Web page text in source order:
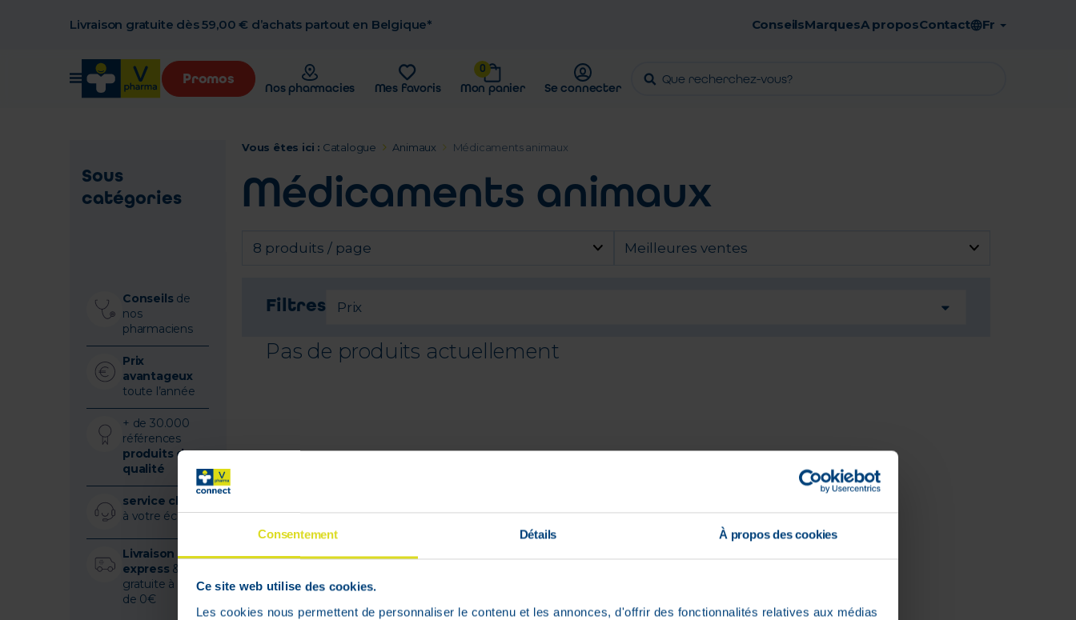
Consentement Détails À propos des cookies
Ce site web utilise des cookies.
Les cookies nous permettent de personnaliser le contenu et les annonces, d'offrir des fonctionnalités relatives aux médias
Livraison gratuite dès 59,00 € d’achats partout en Belgique* Retrait en pharmacie gratuit
ConseilsMarquesA proposContact Fr
Promos
Nos pharmacies Mes favoris
0
Mon panier Se connecter
Sous
catégories
Conseilsde
nos
pharmaciens
Prix
avantageux
toute l’année
+ de 30.000
références
produits de
qualité
service client
à votre écoute
Livraison
express&
gratuite à partir
de 0€
Vous êtes ici : Catalogue Animaux Médicaments animaux
Médicaments animaux
8 produits / page Meilleures ventes
Filtres Prix
Pas de produits actuellement